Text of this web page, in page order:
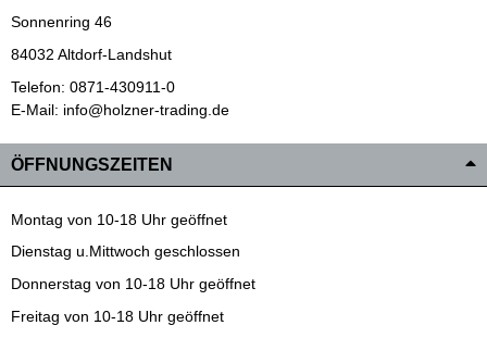
Sonnenring 46
84032 Altdorf-Landshut
Telefon: 0871-430911-0
E-Mail: info@holzner-trading.de
ÖFFNUNGSZEITEN
Montag von 10-18 Uhr geöffnet
Dienstag u.Mittwoch geschlossen
Donnerstag von 10-18 Uhr geöffnet
Freitag von 10-18 Uhr geöffnet